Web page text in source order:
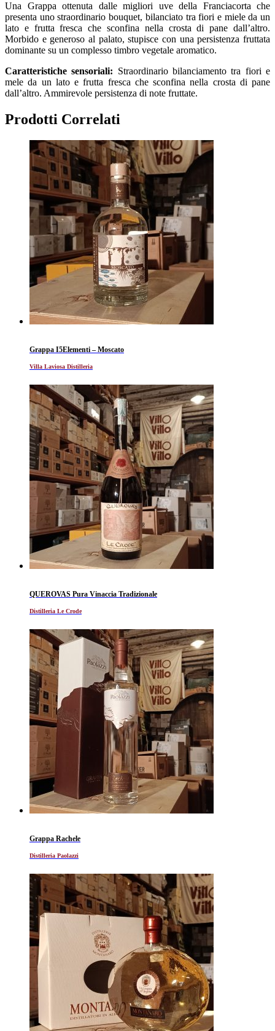
Una Grappa ottenuta dalle migliori uve della Franciacorta che
presenta uno straordinario bouquet, bilanciato tra fiori e miele da un
lato e frutta fresca che sconfina nella crosta di pane dall’altro.
Morbido e generoso al palato, stupisce con una persistenza fruttata
dominante su un complesso timbro vegetale aromatico.
Caratteristiche sensoriali: Straordinario bilanciamento tra fiori e
mele da un lato e frutta fresca che sconfina nella crosta di pane
dall’altro. Ammirevole persistenza di note fruttate.
Prodotti Correlati
Grappa I5Elementi – Moscato
Villa Laviosa Distilleria
QUEROVAS Pura Vinaccia Tradizionale
Distilleria Le Crode
Grappa Rachele
Distilleria Paolazzi